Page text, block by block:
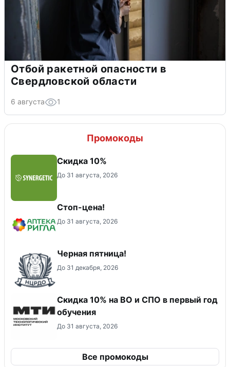
Отбой ракетной опасности в
Свердловской области
6 августа 1
Промокоды
Скидка 10%
До 31 августа, 2026
Стоп-цена!
До 31 августа, 2026
Черная пятница!
До 31 декабря, 2026
Скидка 10% на ВО и СПО в первый год
обучения
До 31 августа, 2026
Все промокоды